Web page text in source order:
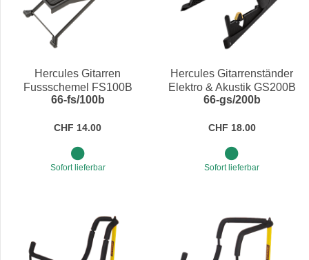
Name
Preis
Preis
Hercules Gitarren
Fussschemel FS100B
66-fs/100b
CHF 14.00
Sofort lieferbar
Hercules Gitarrenständer
Elektro & Akustik GS200B
EZPack
66-gs/200b
CHF 18.00
Sofort lieferbar